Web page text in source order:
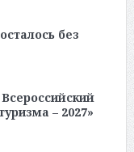
без
– 2027»